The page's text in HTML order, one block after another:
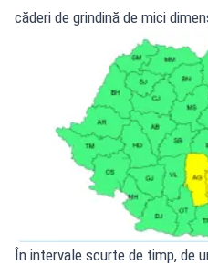
căderi de grindină de mici
În intervale scurte de timp, de